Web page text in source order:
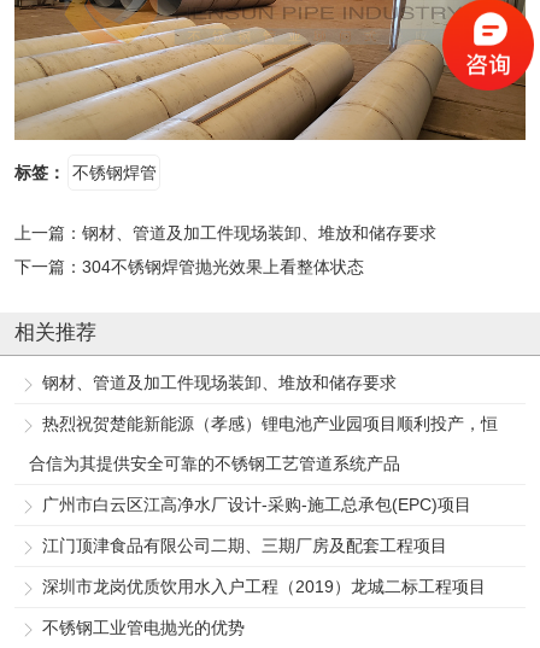
标签： 不锈钢焊管
上一篇： 钢材、管道及加工件现场装卸、堆放和储存要求
下一篇： 304不锈钢焊管抛光效果上看整体状态
相关推荐
钢材、管道及加工件现场装卸、堆放和储存要求
热烈祝贺楚能新能源（孝感）锂电池产业园项目顺利投产，恒
合信为其提供安全可靠的不锈钢工艺管道系统产品
广州市白云区江高净水厂设计-采购-施工总承包(EPC)项目
江门顶津食品有限公司二期、三期厂房及配套工程项目
深圳市龙岗优质饮用水入户工程（2019）龙城二标工程项目
不锈钢工业管电抛光的优势